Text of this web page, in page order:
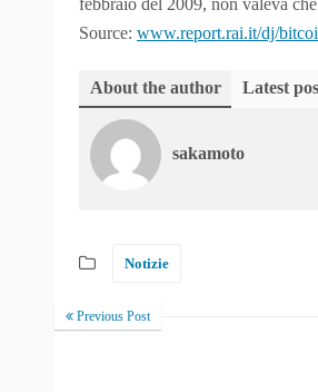
febbraio del 2009, non valeva
Source: www.report.rai.it/dj/
About the author Latest
sakamoto
Notizie
Previous Post